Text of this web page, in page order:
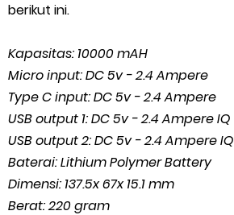
berikut ini.
Kapasitas: 10000 mAH
Micro input: DC 5v - 2.4 Ampere
Type C input: DC 5v - 2.4 Ampere
USB output 1: DC 5v - 2.4 Ampere IQ
USB output 2: DC 5v - 2.4 Ampere IQ
Baterai: Lithium Polymer Battery
Dimensi: 137.5x 67x 15.1 mm
Berat: 220 gram